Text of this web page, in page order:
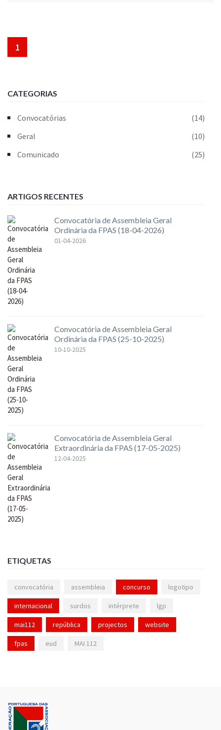
1
CATEGORIAS
Convocatórias
(14)
Geral
(10)
Comunicado
(25)
ARTIGOS RECENTES
Convocatória de Assembleia Geral
Ordinária da FPAS (18-04-2026)
01-04-2026
Convocatória de Assembleia Geral
Ordinária da FPAS (25-10-2025)
10-10-2025
Convocatória de Assembleia Geral
Extraordinária da FPAS (17-05-2025)
12-04-2025
ETIQUETAS
convocatória assembleia concurso logotipo
internacional surdos intérprete lgp
mai112 república projectos website
fpas eud MAI 112